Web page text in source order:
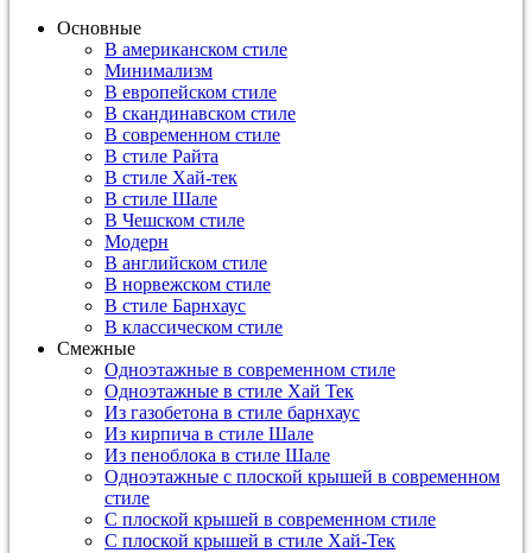
Основные
В американском стиле
Минимализм
В европейском стиле
В скандинавском стиле
В современном стиле
В стиле Райта
В стиле Хай-тек
В стиле Шале
В Чешском стиле
Модерн
В английском стиле
В норвежском стиле
В стиле Барнхаус
В классическом стиле
Смежные
Одноэтажные в современном стиле
Одноэтажные в стиле Хай Тек
Из газобетона в стиле барнхаус
Из кирпича в стиле Шале
Из пеноблока в стиле Шале
Одноэтажные с плоской крышей в современном
стиле
С плоской крышей в современном стиле
С плоской крышей в стиле Хай-Тек